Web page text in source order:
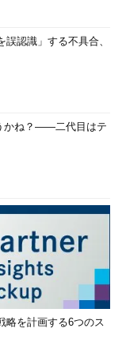
on VI3
も対応した無償の仮
認識」する不具合、
かね？――二代目はテ
略を計画する6つのス